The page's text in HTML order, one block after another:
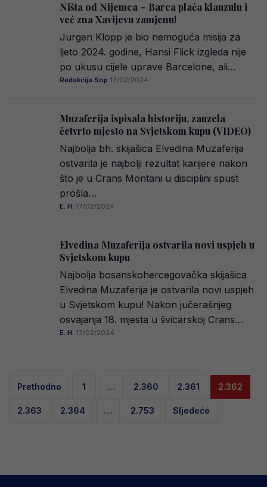
Ništa od Nijemca – Barca plaća klauzulu i
već zna Xavijevu zamjenu!
Jurgen Klopp je bio nemoguća misija za
ljeto 2024. godine, Hansi Flick izgleda nije
po ukusu cijele uprave Barcelone, ali…
Redakcija Sop·17/02/2024
Muzaferija ispisala historiju, zauzela
četvrto mjesto na Svjetskom kupu (VIDEO)
Najbolja bh. skijašica Elvedina Muzaferija
ostvarila je najbolji rezultat karijere nakon
što je u Crans Montani u disciplini spust
prošla…
E. H.·17/02/2024
Elvedina Muzaferija ostvarila novi uspjeh u
Svjetskom kupu
Najbolja bosanskohercegovačka skijašica
Elvedina Muzaferija je ostvarila novi uspjeh
u Svjetskom kupu! Nakon jučerašnjeg
osvajanja 18. mjesta u švicarskoj Crans…
E. H.·17/02/2024
Posts
pagination
Prethodno 1 … 2.360 2.361 2.362
2.363 2.364 … 2.753 Sljedeće